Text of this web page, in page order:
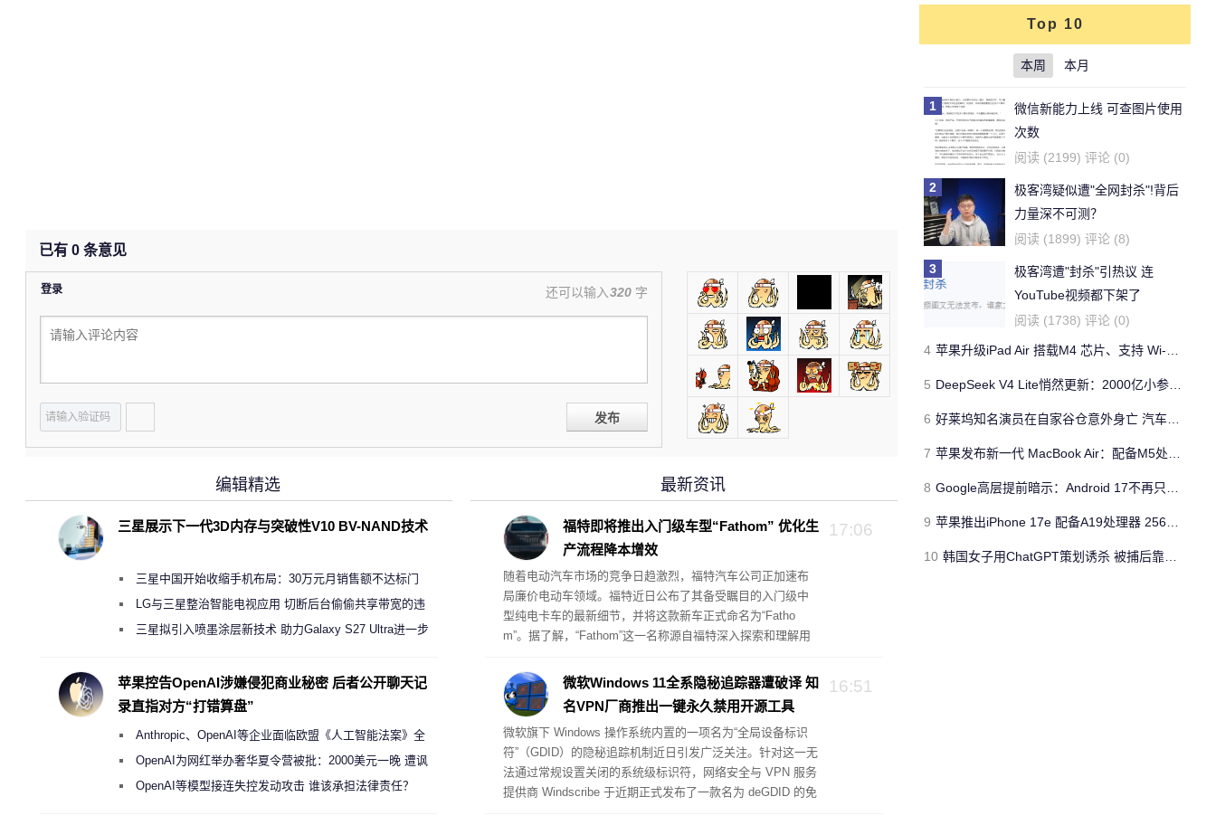
已有 0 条意见
登录 还可以输入320 字
发布
最新资讯
17:06
福特即将推出入门级车型“Fathom” 优化生
产流程降本增效
随着电动汽车市场的竞争日趋激烈，福特汽车公司正加速布
局廉价电动车领域。福特近日公布了其备受瞩目的入门级中
型纯电卡车的最新细节，并将这款新车正式命名为“Fatho
m”。据了解，“Fathom”这一名称源自福特深入探索和理解用
16:51
微软Windows 11全系隐秘追踪器遭破译 知
名VPN厂商推出一键永久禁用开源工具
微软旗下 Windows 操作系统内置的一项名为“全局设备标识
符”（GDID）的隐秘追踪机制近日引发广泛关注。针对这一无
法通过常规设置关闭的系统级标识符，网络安全与 VPN 服务
提供商 Windscribe 于近期正式发布了一款名为 deGDID 的免
编辑精选
三星展示下一代3D内存与突破性V10 BV-NAND技术
三星中国开始收缩手机布局：30万元月销售额不达标门
店 将被逐步清退
LG与三星整治智能电视应用 切断后台偷偷共享带宽的违
规行为三星拟引入喷墨涂层新技术 助力Galaxy S27 Ultra进一步
苹果控告OpenAI涉嫌侵犯商业秘密 后者公开聊天记
录直指对方“打错算盘”
Anthropic、OpenAI等企业面临欧盟《人工智能法案》全
新执法权限审查
OpenAI为网红举办奢华夏令营被批：2000美元一晚 遭讽
“反乌托邦”
OpenAI等模型接连失控发动攻击 谁该承担法律责任？
Top 10
本周 本月
1
微信新能力上线 可查图片使用
次数
阅读 (2199) 评论 (0)
2
极客湾疑似遭"全网封杀"!背后
力量深不可测？
阅读 (1899) 评论 (8)
3
极客湾遭"封杀"引热议 连
YouTube视频都下架了
阅读 (1738) 评论 (0)
4 苹果升级iPad Air 搭载M4 芯片、支持 Wi‑Fi 7 售价不变
5 DeepSeek V4 Lite悄然更新：2000亿小参数性能逼近美国顶流
6 好莱坞知名演员在自家谷仓意外身亡 汽车搭电时突然自燃
7 苹果发布新一代 MacBook Air：配备M5处理器 性能、存储与 AI 全面升级 ​
8 Google高层提前暗示：Android 17不再只是操作系统
9 苹果推出iPhone 17e 配备A19处理器 256GB容量起步 刘海屏依旧
10 韩国女子用ChatGPT策划诱杀 被捕后靠清纯颜值粉丝暴涨50倍